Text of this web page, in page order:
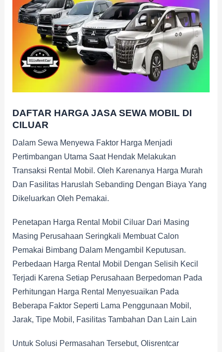
DAFTAR HARGA JASA SEWA MOBIL DI
CILUAR
Dalam Sewa Menyewa Faktor Harga Menjadi
Pertimbangan Utama Saat Hendak Melakukan
Transaksi Rental Mobil. Oleh Karenanya Harga Murah
Dan Fasilitas Haruslah Sebanding Dengan Biaya Yang
Dikeluarkan Oleh Pemakai.
Penetapan Harga Rental Mobil Ciluar Dari Masing
Masing Perusahaan Seringkali Membuat Calon
Pemakai Bimbang Dalam Mengambil Keputusan.
Perbedaan Harga Rental Mobil Dengan Selisih Kecil
Terjadi Karena Setiap Perusahaan Berpedoman Pada
Perhitungan Harga Rental Menyesuaikan Pada
Beberapa Faktor Seperti Lama Penggunaan Mobil,
Jarak, Tipe Mobil, Fasilitas Tambahan Dan Lain Lain
Untuk Solusi Permasahan Tersebut, Olisrentcar